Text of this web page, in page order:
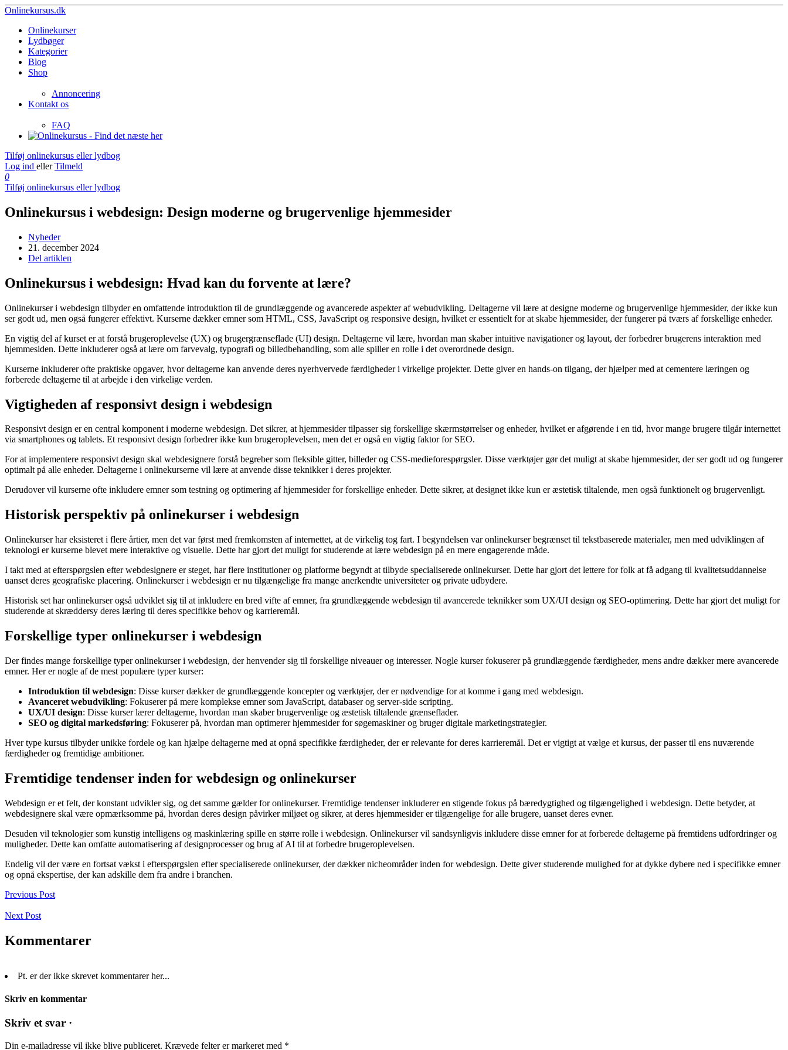
Onlinekursus.dk
Onlinekurser
Lydbøger
Kategorier
Blog
Shop
Annoncering
Kontakt os
FAQ
Tilføj onlinekursus eller lydbog
Log ind eller Tilmeld
0
Tilføj onlinekursus eller lydbog
Onlinekursus i webdesign: Design moderne og brugervenlige hjemmesider
Nyheder
21. december 2024
Del artiklen
Onlinekursus i webdesign: Hvad kan du forvente at lære?
Onlinekurser i webdesign tilbyder en omfattende introduktion til de grundlæggende og avancerede aspekter af webudvikling. Deltagerne vil lære at designe moderne og brugervenlige hjemmesider, der ikke kun
ser godt ud, men også fungerer effektivt. Kurserne dækker emner som HTML, CSS, JavaScript og responsive design, hvilket er essentielt for at skabe hjemmesider, der fungerer på tværs af forskellige enheder.
En vigtig del af kurset er at forstå brugeroplevelse (UX) og brugergrænseflade (UI) design. Deltagerne vil lære, hvordan man skaber intuitive navigationer og layout, der forbedrer brugerens interaktion med
hjemmesiden. Dette inkluderer også at lære om farvevalg, typografi og billedbehandling, som alle spiller en rolle i det overordnede design.
Kurserne inkluderer ofte praktiske opgaver, hvor deltagerne kan anvende deres nyerhvervede færdigheder i virkelige projekter. Dette giver en hands-on tilgang, der hjælper med at cementere læringen og
forberede deltagerne til at arbejde i den virkelige verden.
Vigtigheden af responsivt design i webdesign
Responsivt design er en central komponent i moderne webdesign. Det sikrer, at hjemmesider tilpasser sig forskellige skærmstørrelser og enheder, hvilket er afgørende i en tid, hvor mange brugere tilgår internettet
via smartphones og tablets. Et responsivt design forbedrer ikke kun brugeroplevelsen, men det er også en vigtig faktor for SEO.
For at implementere responsivt design skal webdesignere forstå begreber som fleksible gitter, billeder og CSS-medieforespørgsler. Disse værktøjer gør det muligt at skabe hjemmesider, der ser godt ud og fungerer
optimalt på alle enheder. Deltagerne i onlinekurserne vil lære at anvende disse teknikker i deres projekter.
Derudover vil kurserne ofte inkludere emner som testning og optimering af hjemmesider for forskellige enheder. Dette sikrer, at designet ikke kun er æstetisk tiltalende, men også funktionelt og brugervenligt.
Historisk perspektiv på onlinekurser i webdesign
Onlinekurser har eksisteret i flere årtier, men det var først med fremkomsten af internettet, at de virkelig tog fart. I begyndelsen var onlinekurser begrænset til tekstbaserede materialer, men med udviklingen af
teknologi er kurserne blevet mere interaktive og visuelle. Dette har gjort det muligt for studerende at lære webdesign på en mere engagerende måde.
I takt med at efterspørgslen efter webdesignere er steget, har flere institutioner og platforme begyndt at tilbyde specialiserede onlinekurser. Dette har gjort det lettere for folk at få adgang til kvalitetsuddannelse
uanset deres geografiske placering. Onlinekurser i webdesign er nu tilgængelige fra mange anerkendte universiteter og private udbydere.
Historisk set har onlinekurser også udviklet sig til at inkludere en bred vifte af emner, fra grundlæggende webdesign til avancerede teknikker som UX/UI design og SEO-optimering. Dette har gjort det muligt for
studerende at skræddersy deres læring til deres specifikke behov og karrieremål.
Forskellige typer onlinekurser i webdesign
Der findes mange forskellige typer onlinekurser i webdesign, der henvender sig til forskellige niveauer og interesser. Nogle kurser fokuserer på grundlæggende færdigheder, mens andre dækker mere avancerede
emner. Her er nogle af de mest populære typer kurser:
Introduktion til webdesign: Disse kurser dækker de grundlæggende koncepter og værktøjer, der er nødvendige for at komme i gang med webdesign.
Avanceret webudvikling: Fokuserer på mere komplekse emner som JavaScript, databaser og server-side scripting.
UX/UI design: Disse kurser lærer deltagerne, hvordan man skaber brugervenlige og æstetisk tiltalende grænseflader.
SEO og digital markedsføring: Fokuserer på, hvordan man optimerer hjemmesider for søgemaskiner og bruger digitale marketingstrategier.
Hver type kursus tilbyder unikke fordele og kan hjælpe deltagerne med at opnå specifikke færdigheder, der er relevante for deres karrieremål. Det er vigtigt at vælge et kursus, der passer til ens nuværende
færdigheder og fremtidige ambitioner.
Fremtidige tendenser inden for webdesign og onlinekurser
Webdesign er et felt, der konstant udvikler sig, og det samme gælder for onlinekurser. Fremtidige tendenser inkluderer en stigende fokus på bæredygtighed og tilgængelighed i webdesign. Dette betyder, at
webdesignere skal være opmærksomme på, hvordan deres design påvirker miljøet og sikrer, at deres hjemmesider er tilgængelige for alle brugere, uanset deres evner.
Desuden vil teknologier som kunstig intelligens og maskinlæring spille en større rolle i webdesign. Onlinekurser vil sandsynligvis inkludere disse emner for at forberede deltagerne på fremtidens udfordringer og
muligheder. Dette kan omfatte automatisering af designprocesser og brug af AI til at forbedre brugeroplevelsen.
Endelig vil der være en fortsat vækst i efterspørgslen efter specialiserede onlinekurser, der dækker nicheområder inden for webdesign. Dette giver studerende mulighed for at dykke dybere ned i specifikke emner
og opnå ekspertise, der kan adskille dem fra andre i branchen.
Previous Post
Next Post
Kommentarer
Pt. er der ikke skrevet kommentarer her...
Skriv en kommentar
Skriv et svar ·
Din e-mailadresse vil ikke blive publiceret. Krævede felter er markeret med *